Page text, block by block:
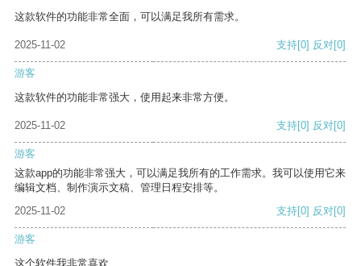
这款软件的功能非常全面，可以满足我所有需求。
2025-11-02 支持[0] 反对[0]
游客
这款软件的功能非常强大，使用起来非常方便。
2025-11-02 支持[0] 反对[0]
游客
这款app的功能非常强大，可以满足我所有的工作需求。我可以使用它来
编辑文档、制作演示文稿、管理日程安排等。
2025-11-02
支持[0] 反对[0]
游客
这个软件我非常喜欢